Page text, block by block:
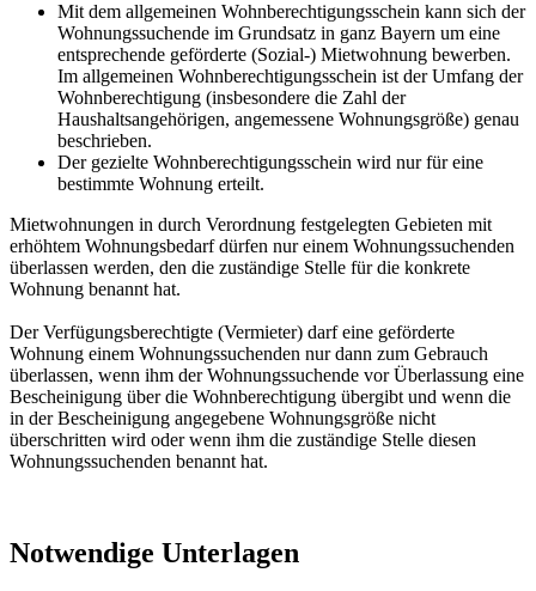
Mit dem allgemeinen Wohnberechtigungsschein kann sich der
Wohnungssuchende im Grundsatz in ganz Bayern um eine
entsprechende geförderte (Sozial-) Mietwohnung bewerben.
Im allgemeinen Wohnberechtigungsschein ist der Umfang der
Wohnberechtigung (insbesondere die Zahl der
Haushaltsangehörigen, angemessene Wohnungsgröße) genau
beschrieben.
Der gezielte Wohnberechtigungsschein wird nur für eine
bestimmte Wohnung erteilt.
Mietwohnungen in durch Verordnung festgelegten Gebieten mit
erhöhtem Wohnungsbedarf dürfen nur einem Wohnungssuchenden
überlassen werden, den die zuständige Stelle für die konkrete
Wohnung benannt hat.
Der Verfügungsberechtigte (Vermieter) darf eine geförderte
Wohnung einem Wohnungssuchenden nur dann zum Gebrauch
überlassen, wenn ihm der Wohnungssuchende vor Überlassung eine
Bescheinigung über die Wohnberechtigung übergibt und wenn die
in der Bescheinigung angegebene Wohnungsgröße nicht
überschritten wird oder wenn ihm die zuständige Stelle diesen
Wohnungssuchenden benannt hat.
Notwendige Unterlagen